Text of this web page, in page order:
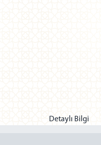
Detaylı Bilgi